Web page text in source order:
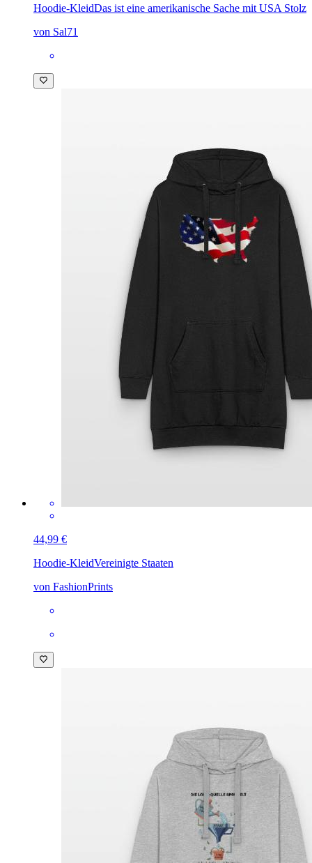
Hoodie-KleidDas ist eine amerikanische Sache mit USA Stolz
von Sal71
44,99 €
Hoodie-KleidVereinigte Staaten
von FashionPrints